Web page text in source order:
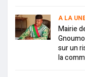
A LA
Mairie
sur un
la